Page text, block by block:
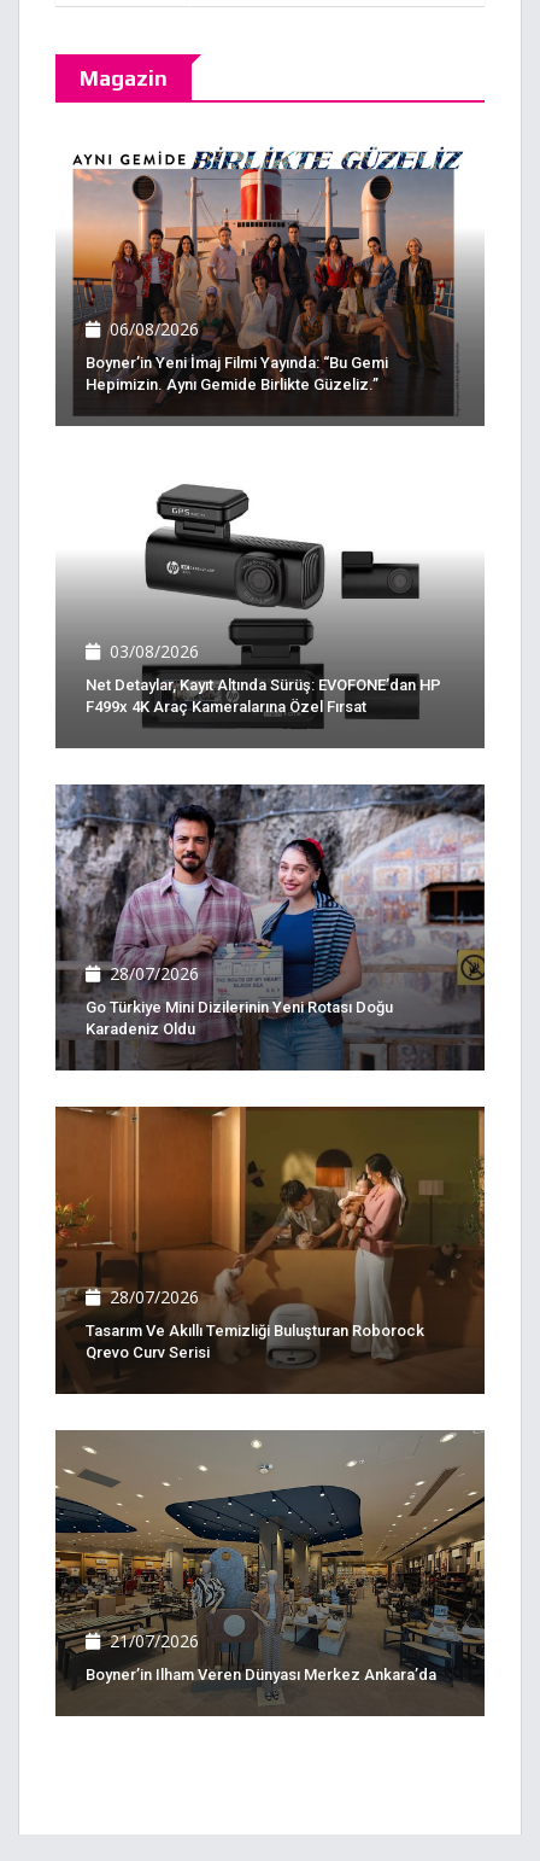
Magazin
06/08/2026
Boyner’in Yeni İmaj Filmi Yayında: “Bu Gemi
Hepimizin. Aynı Gemide Birlikte Güzeliz.”
03/08/2026
Net Detaylar, Kayıt Altında Sürüş: EVOFONE’dan HP
F499x 4K Araç Kameralarına Özel Fırsat
28/07/2026
Go Türkiye Mini Dizilerinin Yeni Rotası Doğu
Karadeniz Oldu
28/07/2026
Tasarım Ve Akıllı Temizliği Buluşturan Roborock
Qrevo Curv Serisi
21/07/2026
Boyner’in Ilham Veren Dünyası Merkez Ankara’da